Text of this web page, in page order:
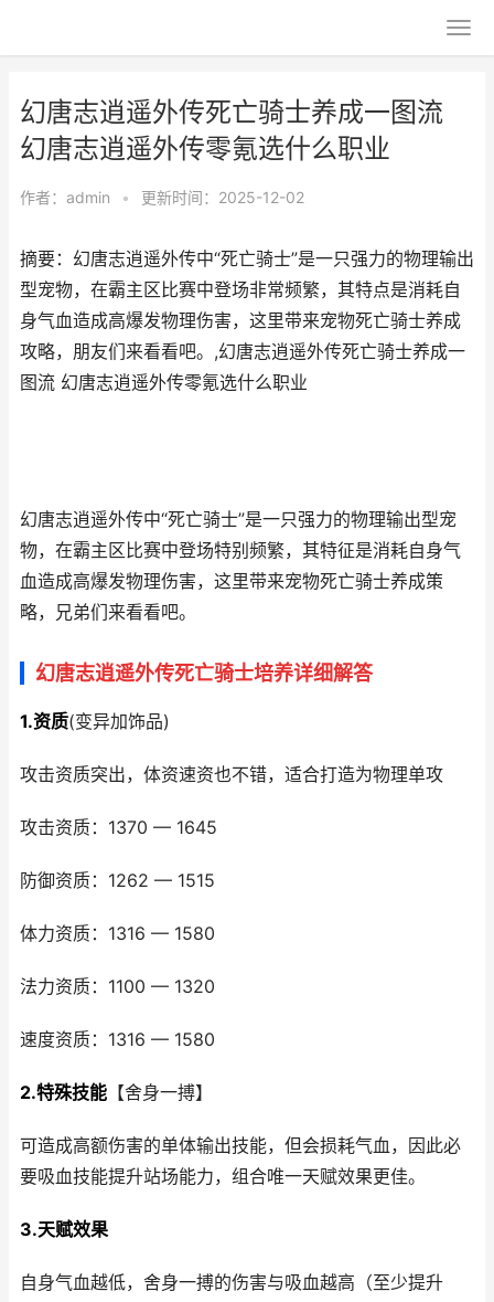
幻唐志逍遥外传死亡骑士养成一图流
幻唐志逍遥外传零氪选什么职业
作者： admin • 更新时间：2025-12-02
摘要：幻唐志逍遥外传中“死亡骑士”是一只强力的物理输出
型宠物，在霸主区比赛中登场非常频繁，其特点是消耗自
身气血造成高爆发物理伤害，这里带来宠物死亡骑士养成
攻略，朋友们来看看吧。,幻唐志逍遥外传死亡骑士养成一
图流 幻唐志逍遥外传零氪选什么职业
幻唐志逍遥外传中“死亡骑士”是一只强力的物理输出型宠
物，在霸主区比赛中登场特别频繁，其特征是消耗自身气
血造成高爆发物理伤害，这里带来宠物死亡骑士养成策
略，兄弟们来看看吧。
幻唐志逍遥外传死亡骑士培养详细解答
1.资质(变异加饰品)
攻击资质突出，体资速资也不错，适合打造为物理单攻
攻击资质：1370 — 1645
防御资质：1262 — 1515
体力资质：1316 — 1580
法力资质：1100 — 1320
速度资质：1316 — 1580
2.特殊技能 【舍身一搏】
可造成高额伤害的单体输出技能，但会损耗气血，因此必
要吸血技能提升站场能力，组合唯一天赋效果更佳。
3.天赋效果
自身气血越低，舍身一搏的伤害与吸血越高（至少提升